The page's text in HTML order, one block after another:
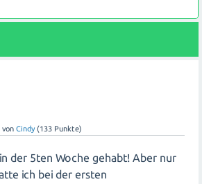
hören, dass bei einem Ultraschall
deines Babys hatte.
Liegen und die Einnahme von
können dazu beitragen, dass
und die Blutungen aufhören.
von Cindy (133 Punkte)
der 5ten Woche gehabt! Aber nur
ich bei der ersten